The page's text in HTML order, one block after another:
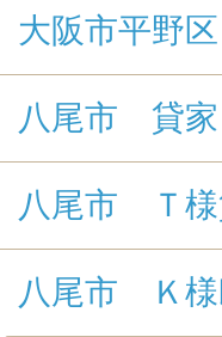
大阪市平野
八尾市 貸家
八尾市 Ｔ様
八尾市 Ｋ様